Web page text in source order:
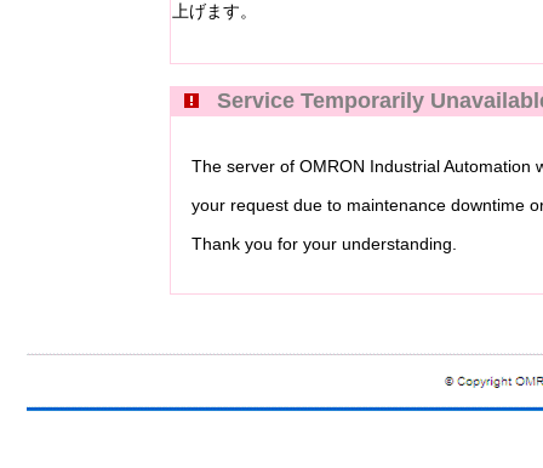
上げます。
Service Temporarily
The server of OMRON Industrial Automation
your request due to maintenance downtime
Thank you for your understanding.